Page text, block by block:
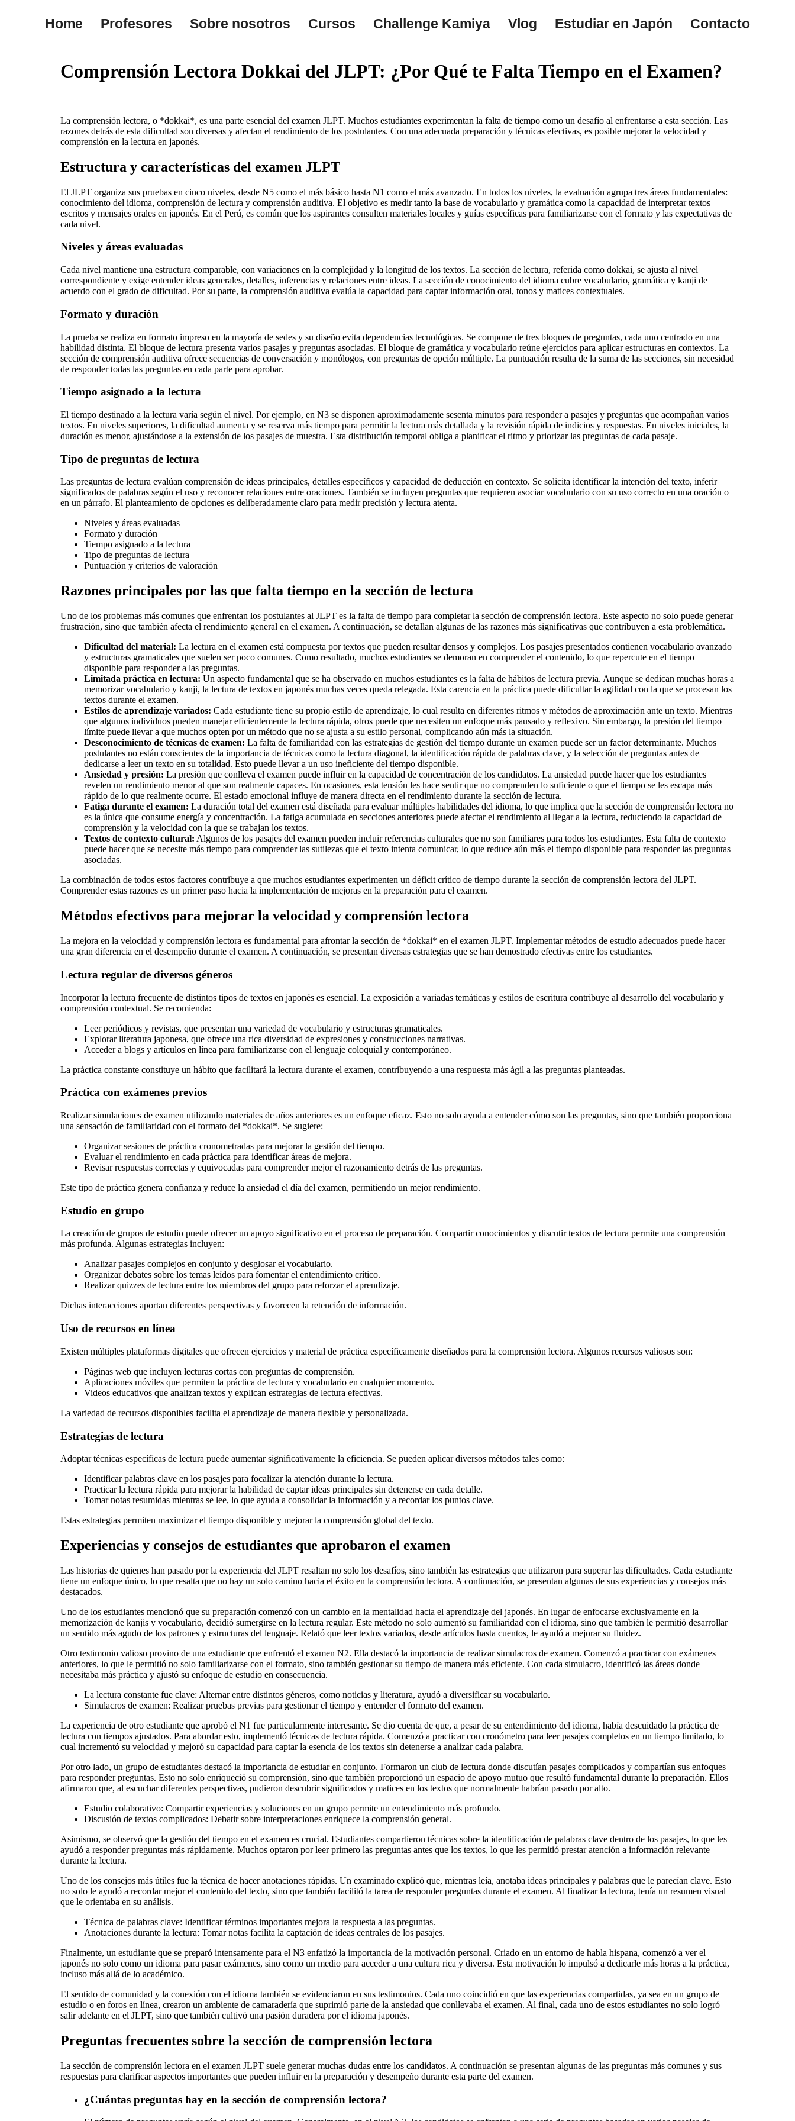
Home Profesores Sobre nosotros Cursos Challenge Kamiya Vlog Estudiar en Japón Contacto
Comprensión Lectora Dokkai del JLPT: ¿Por Qué te Falta Tiempo en el Examen?
La comprensión lectora, o *dokkai*, es una parte esencial del examen JLPT. Muchos estudiantes experimentan la falta de tiempo como un desafío al enfrentarse a esta sección. Las
razones detrás de esta dificultad son diversas y afectan el rendimiento de los postulantes. Con una adecuada preparación y técnicas efectivas, es posible mejorar la velocidad y
comprensión en la lectura en japonés.
Estructura y características del examen JLPT
El JLPT organiza sus pruebas en cinco niveles, desde N5 como el más básico hasta N1 como el más avanzado. En todos los niveles, la evaluación agrupa tres áreas fundamentales:
conocimiento del idioma, comprensión de lectura y comprensión auditiva. El objetivo es medir tanto la base de vocabulario y gramática como la capacidad de interpretar textos
escritos y mensajes orales en japonés. En el Perú, es común que los aspirantes consulten materiales locales y guías específicas para familiarizarse con el formato y las expectativas de
cada nivel.
Niveles y áreas evaluadas
Cada nivel mantiene una estructura comparable, con variaciones en la complejidad y la longitud de los textos. La sección de lectura, referida como dokkai, se ajusta al nivel
correspondiente y exige entender ideas generales, detalles, inferencias y relaciones entre ideas. La sección de conocimiento del idioma cubre vocabulario, gramática y kanji de
acuerdo con el grado de dificultad. Por su parte, la comprensión auditiva evalúa la capacidad para captar información oral, tonos y matices contextuales.
Formato y duración
La prueba se realiza en formato impreso en la mayoría de sedes y su diseño evita dependencias tecnológicas. Se compone de tres bloques de preguntas, cada uno centrado en una
habilidad distinta. El bloque de lectura presenta varios pasajes y preguntas asociadas. El bloque de gramática y vocabulario reúne ejercicios para aplicar estructuras en contextos. La
sección de comprensión auditiva ofrece secuencias de conversación y monólogos, con preguntas de opción múltiple. La puntuación resulta de la suma de las secciones, sin necesidad
de responder todas las preguntas en cada parte para aprobar.
Tiempo asignado a la lectura
El tiempo destinado a la lectura varía según el nivel. Por ejemplo, en N3 se disponen aproximadamente sesenta minutos para responder a pasajes y preguntas que acompañan varios
textos. En niveles superiores, la dificultad aumenta y se reserva más tiempo para permitir la lectura más detallada y la revisión rápida de indicios y respuestas. En niveles iniciales, la
duración es menor, ajustándose a la extensión de los pasajes de muestra. Esta distribución temporal obliga a planificar el ritmo y priorizar las preguntas de cada pasaje.
Tipo de preguntas de lectura
Las preguntas de lectura evalúan comprensión de ideas principales, detalles específicos y capacidad de deducción en contexto. Se solicita identificar la intención del texto, inferir
significados de palabras según el uso y reconocer relaciones entre oraciones. También se incluyen preguntas que requieren asociar vocabulario con su uso correcto en una oración o
en un párrafo. El planteamiento de opciones es deliberadamente claro para medir precisión y lectura atenta.
Niveles y áreas evaluadas
Formato y duración
Tiempo asignado a la lectura
Tipo de preguntas de lectura
Puntuación y criterios de valoración
Razones principales por las que falta tiempo en la sección de lectura
Uno de los problemas más comunes que enfrentan los postulantes al JLPT es la falta de tiempo para completar la sección de comprensión lectora. Este aspecto no solo puede generar
frustración, sino que también afecta el rendimiento general en el examen. A continuación, se detallan algunas de las razones más significativas que contribuyen a esta problemática.
Dificultad del material: La lectura en el examen está compuesta por textos que pueden resultar densos y complejos. Los pasajes presentados contienen vocabulario avanzado
y estructuras gramaticales que suelen ser poco comunes. Como resultado, muchos estudiantes se demoran en comprender el contenido, lo que repercute en el tiempo
disponible para responder a las preguntas.
Limitada práctica en lectura: Un aspecto fundamental que se ha observado en muchos estudiantes es la falta de hábitos de lectura previa. Aunque se dedican muchas horas a
memorizar vocabulario y kanji, la lectura de textos en japonés muchas veces queda relegada. Esta carencia en la práctica puede dificultar la agilidad con la que se procesan los
textos durante el examen.
Estilos de aprendizaje variados: Cada estudiante tiene su propio estilo de aprendizaje, lo cual resulta en diferentes ritmos y métodos de aproximación ante un texto. Mientras
que algunos individuos pueden manejar eficientemente la lectura rápida, otros puede que necesiten un enfoque más pausado y reflexivo. Sin embargo, la presión del tiempo
límite puede llevar a que muchos opten por un método que no se ajusta a su estilo personal, complicando aún más la situación.
Desconocimiento de técnicas de examen: La falta de familiaridad con las estrategias de gestión del tiempo durante un examen puede ser un factor determinante. Muchos
postulantes no están conscientes de la importancia de técnicas como la lectura diagonal, la identificación rápida de palabras clave, y la selección de preguntas antes de
dedicarse a leer un texto en su totalidad. Esto puede llevar a un uso ineficiente del tiempo disponible.
Ansiedad y presión: La presión que conlleva el examen puede influir en la capacidad de concentración de los candidatos. La ansiedad puede hacer que los estudiantes
revelen un rendimiento menor al que son realmente capaces. En ocasiones, esta tensión les hace sentir que no comprenden lo suficiente o que el tiempo se les escapa más
rápido de lo que realmente ocurre. El estado emocional influye de manera directa en el rendimiento durante la sección de lectura.
Fatiga durante el examen: La duración total del examen está diseñada para evaluar múltiples habilidades del idioma, lo que implica que la sección de comprensión lectora no
es la única que consume energía y concentración. La fatiga acumulada en secciones anteriores puede afectar el rendimiento al llegar a la lectura, reduciendo la capacidad de
comprensión y la velocidad con la que se trabajan los textos.
Textos de contexto cultural: Algunos de los pasajes del examen pueden incluir referencias culturales que no son familiares para todos los estudiantes. Esta falta de contexto
puede hacer que se necesite más tiempo para comprender las sutilezas que el texto intenta comunicar, lo que reduce aún más el tiempo disponible para responder las preguntas
asociadas.
La combinación de todos estos factores contribuye a que muchos estudiantes experimenten un déficit crítico de tiempo durante la sección de comprensión lectora del JLPT.
Comprender estas razones es un primer paso hacia la implementación de mejoras en la preparación para el examen.
Métodos efectivos para mejorar la velocidad y comprensión lectora
La mejora en la velocidad y comprensión lectora es fundamental para afrontar la sección de *dokkai* en el examen JLPT. Implementar métodos de estudio adecuados puede hacer
una gran diferencia en el desempeño durante el examen. A continuación, se presentan diversas estrategias que se han demostrado efectivas entre los estudiantes.
Lectura regular de diversos géneros
Incorporar la lectura frecuente de distintos tipos de textos en japonés es esencial. La exposición a variadas temáticas y estilos de escritura contribuye al desarrollo del vocabulario y
comprensión contextual. Se recomienda:
Leer periódicos y revistas, que presentan una variedad de vocabulario y estructuras gramaticales.
Explorar literatura japonesa, que ofrece una rica diversidad de expresiones y construcciones narrativas.
Acceder a blogs y artículos en línea para familiarizarse con el lenguaje coloquial y contemporáneo.
La práctica constante constituye un hábito que facilitará la lectura durante el examen, contribuyendo a una respuesta más ágil a las preguntas planteadas.
Práctica con exámenes previos
Realizar simulaciones de examen utilizando materiales de años anteriores es un enfoque eficaz. Esto no solo ayuda a entender cómo son las preguntas, sino que también proporciona
una sensación de familiaridad con el formato del *dokkai*. Se sugiere:
Organizar sesiones de práctica cronometradas para mejorar la gestión del tiempo.
Evaluar el rendimiento en cada práctica para identificar áreas de mejora.
Revisar respuestas correctas y equivocadas para comprender mejor el razonamiento detrás de las preguntas.
Este tipo de práctica genera confianza y reduce la ansiedad el día del examen, permitiendo un mejor rendimiento.
Estudio en grupo
La creación de grupos de estudio puede ofrecer un apoyo significativo en el proceso de preparación. Compartir conocimientos y discutir textos de lectura permite una comprensión
más profunda. Algunas estrategias incluyen:
Analizar pasajes complejos en conjunto y desglosar el vocabulario.
Organizar debates sobre los temas leídos para fomentar el entendimiento crítico.
Realizar quizzes de lectura entre los miembros del grupo para reforzar el aprendizaje.
Dichas interacciones aportan diferentes perspectivas y favorecen la retención de información.
Uso de recursos en línea
Existen múltiples plataformas digitales que ofrecen ejercicios y material de práctica específicamente diseñados para la comprensión lectora. Algunos recursos valiosos son:
Páginas web que incluyen lecturas cortas con preguntas de comprensión.
Aplicaciones móviles que permiten la práctica de lectura y vocabulario en cualquier momento.
Videos educativos que analizan textos y explican estrategias de lectura efectivas.
La variedad de recursos disponibles facilita el aprendizaje de manera flexible y personalizada.
Estrategias de lectura
Adoptar técnicas específicas de lectura puede aumentar significativamente la eficiencia. Se pueden aplicar diversos métodos tales como:
Identificar palabras clave en los pasajes para focalizar la atención durante la lectura.
Practicar la lectura rápida para mejorar la habilidad de captar ideas principales sin detenerse en cada detalle.
Tomar notas resumidas mientras se lee, lo que ayuda a consolidar la información y a recordar los puntos clave.
Estas estrategias permiten maximizar el tiempo disponible y mejorar la comprensión global del texto.
Experiencias y consejos de estudiantes que aprobaron el examen
Las historias de quienes han pasado por la experiencia del JLPT resaltan no solo los desafíos, sino también las estrategias que utilizaron para superar las dificultades. Cada estudiante
tiene un enfoque único, lo que resalta que no hay un solo camino hacia el éxito en la comprensión lectora. A continuación, se presentan algunas de sus experiencias y consejos más
destacados.
Uno de los estudiantes mencionó que su preparación comenzó con un cambio en la mentalidad hacia el aprendizaje del japonés. En lugar de enfocarse exclusivamente en la
memorización de kanjis y vocabulario, decidió sumergirse en la lectura regular. Este método no solo aumentó su familiaridad con el idioma, sino que también le permitió desarrollar
un sentido más agudo de los patrones y estructuras del lenguaje. Relató que leer textos variados, desde artículos hasta cuentos, le ayudó a mejorar su fluidez.
Otro testimonio valioso provino de una estudiante que enfrentó el examen N2. Ella destacó la importancia de realizar simulacros de examen. Comenzó a practicar con exámenes
anteriores, lo que le permitió no solo familiarizarse con el formato, sino también gestionar su tiempo de manera más eficiente. Con cada simulacro, identificó las áreas donde
necesitaba más práctica y ajustó su enfoque de estudio en consecuencia.
La lectura constante fue clave: Alternar entre distintos géneros, como noticias y literatura, ayudó a diversificar su vocabulario.
Simulacros de examen: Realizar pruebas previas para gestionar el tiempo y entender el formato del examen.
La experiencia de otro estudiante que aprobó el N1 fue particularmente interesante. Se dio cuenta de que, a pesar de su entendimiento del idioma, había descuidado la práctica de
lectura con tiempos ajustados. Para abordar esto, implementó técnicas de lectura rápida. Comenzó a practicar con cronómetro para leer pasajes completos en un tiempo limitado, lo
cual incrementó su velocidad y mejoró su capacidad para captar la esencia de los textos sin detenerse a analizar cada palabra.
Por otro lado, un grupo de estudiantes destacó la importancia de estudiar en conjunto. Formaron un club de lectura donde discutían pasajes complicados y compartían sus enfoques
para responder preguntas. Esto no solo enriqueció su comprensión, sino que también proporcionó un espacio de apoyo mutuo que resultó fundamental durante la preparación. Ellos
afirmaron que, al escuchar diferentes perspectivas, pudieron descubrir significados y matices en los textos que normalmente habrían pasado por alto.
Estudio colaborativo: Compartir experiencias y soluciones en un grupo permite un entendimiento más profundo.
Discusión de textos complicados: Debatir sobre interpretaciones enriquece la comprensión general.
Asimismo, se observó que la gestión del tiempo en el examen es crucial. Estudiantes compartieron técnicas sobre la identificación de palabras clave dentro de los pasajes, lo que les
ayudó a responder preguntas más rápidamente. Muchos optaron por leer primero las preguntas antes que los textos, lo que les permitió prestar atención a información relevante
durante la lectura.
Uno de los consejos más útiles fue la técnica de hacer anotaciones rápidas. Un examinado explicó que, mientras leía, anotaba ideas principales y palabras que le parecían clave. Esto
no solo le ayudó a recordar mejor el contenido del texto, sino que también facilitó la tarea de responder preguntas durante el examen. Al finalizar la lectura, tenía un resumen visual
que le orientaba en su análisis.
Técnica de palabras clave: Identificar términos importantes mejora la respuesta a las preguntas.
Anotaciones durante la lectura: Tomar notas facilita la captación de ideas centrales de los pasajes.
Finalmente, un estudiante que se preparó intensamente para el N3 enfatizó la importancia de la motivación personal. Criado en un entorno de habla hispana, comenzó a ver el
japonés no solo como un idioma para pasar exámenes, sino como un medio para acceder a una cultura rica y diversa. Esta motivación lo impulsó a dedicarle más horas a la práctica,
incluso más allá de lo académico.
El sentido de comunidad y la conexión con el idioma también se evidenciaron en sus testimonios. Cada uno coincidió en que las experiencias compartidas, ya sea en un grupo de
estudio o en foros en línea, crearon un ambiente de camaradería que suprimió parte de la ansiedad que conllevaba el examen. Al final, cada uno de estos estudiantes no solo logró
salir adelante en el JLPT, sino que también cultivó una pasión duradera por el idioma japonés.
Preguntas frecuentes sobre la sección de comprensión lectora
La sección de comprensión lectora en el examen JLPT suele generar muchas dudas entre los candidatos. A continuación se presentan algunas de las preguntas más comunes y sus
respuestas para clarificar aspectos importantes que pueden influir en la preparación y desempeño durante esta parte del examen.
¿Cuántas preguntas hay en la sección de comprensión lectora?